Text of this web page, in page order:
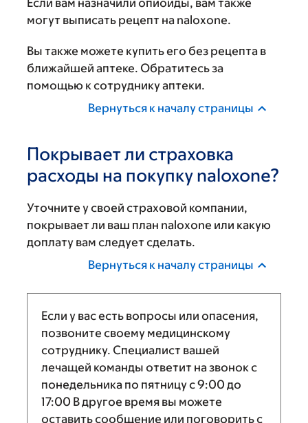
Если вам назначили опиоиды, вам также
могут выписать рецепт на naloxone.
Вы также можете купить его без рецепта в
ближайшей аптеке. Обратитесь за
помощью к сотруднику аптеки.
Вернуться к началу страницы
Покрывает ли страховка
расходы на покупку naloxone?
Уточните у своей страховой компании,
покрывает ли ваш план naloxone или какую
доплату вам следует сделать.
Вернуться к началу страницы
Если у вас есть вопросы или опасения,
позвоните своему медицинскому
сотруднику. Специалист вашей
лечащей команды ответит на звонок с
понедельника по пятницу с9:00 до
17:00 В другое время вы можете
оставить сообщение или поговорить с